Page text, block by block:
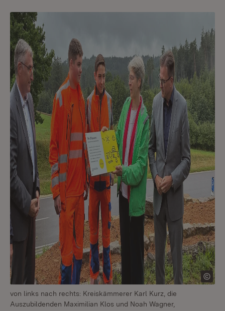
von links nach rechts: Kreiskämmerer Karl Kurz, die
Auszubildenden Maximilian Klos und Noah Wagner,